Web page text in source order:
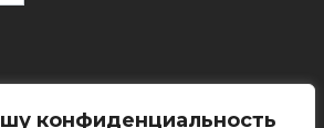
конфиденциальность